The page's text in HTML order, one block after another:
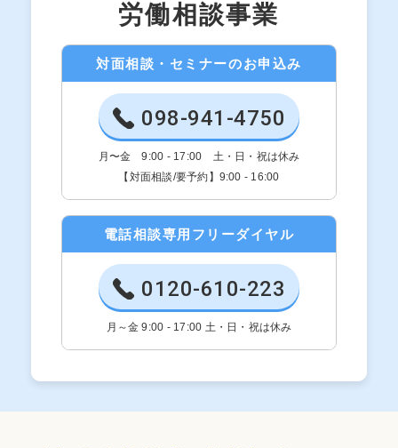
労働相談事業
対面相談・セミナーのお申込み
098-941-4750
月〜金 9:00 - 17:00 土・日・祝は休み
【対面相談/要予約】9:00 - 16:00
電話相談専用フリーダイヤル
0120-610-223
月～金 9:00 - 17:00 土・日・祝は休み